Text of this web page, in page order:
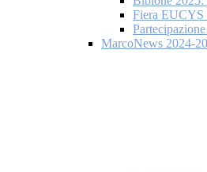
Fiera EUCYS
MarcoNews 2024-